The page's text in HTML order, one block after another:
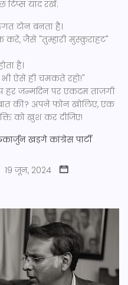
टिप्स याद रखें:
टोन बनता है।
करें, जैसे "तुम्हारी मुस्कुराहट"
है।
ऐसे ही चमकते रहो!"
जन्मदिन पर एकदम ताज़गी
की? अपने फोन खोलिए, एक
को खुश कर दीजिए!
खड़गे कांग्रेस पार्टी
19 जून, 2024